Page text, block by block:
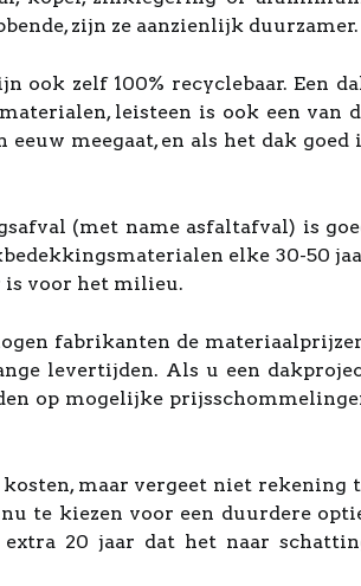
zijn ze aanzienlijk duurzamer.
ook zelf 100% recyclebaar. Een
leisteen is ook een van
meegaat, en als het dak goed
(met name asfaltafval) is
elke 30-50
is voor het milieu.
fabrikanten de
levertijden. Als u een
op mogelijke
maar vergeet niet rekening
te kiezen voor een duurdere
20 jaar dat het naar